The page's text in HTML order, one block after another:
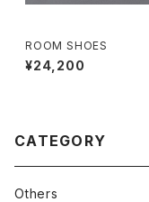
ROOM SHOES
¥24,200
CATEGORY
Others